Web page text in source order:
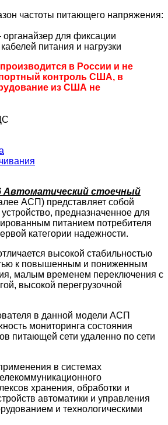
частоты питающего напряжения:
для фиксации
питания и нагрузки
в России и не
контроль США, в
из США не
Автоматический стоечный
АСП) представляет собой
предназначенное для
питанием потребителя
категории надежности.
высокой стабильностью
к повышенным и пониженным
малым временем переключения с
высокой перегрузочной
в данной модели АСП
мониторинга состояния
питающей сети удаленно по сети
в системах
хранения, обработки и
автоматики и управления
и технологическими